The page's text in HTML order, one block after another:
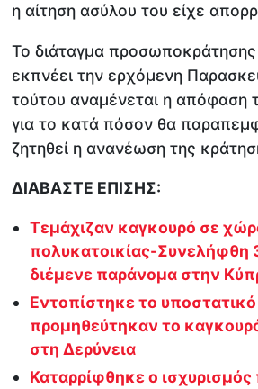
η αίτηση ασύλου του είχε
Το διάταγμα
εκπνέει την ερχόμενη
τούτου αναμένεται η απόφαση
για το κατά πόσον θα
ζητηθεί η ανανέωση της
ΔΙΑΒΑΣΤΕ ΕΠΙΣΗΣ:
Τεμάχιζαν καγκουρό σε
πολυκατοικίας-Συνελήφθη
διέμενε παράνομα στην
Εντοπίστηκε το
προμηθεύτηκαν το
στη Δερύνεια
Καταρρίφθηκε ο